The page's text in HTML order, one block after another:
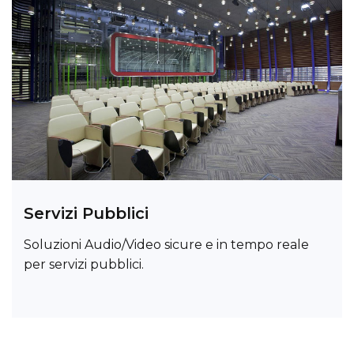
Servizi Pubblici
Soluzioni Audio/Video sicure e in tempo reale
per servizi pubblici.